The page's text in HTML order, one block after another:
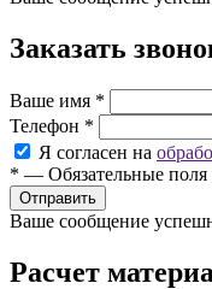
Заказать
Ваше имя *
Телефон *
Я согласен на
* — Обязательные поля
Ваше сообщение
Расчет